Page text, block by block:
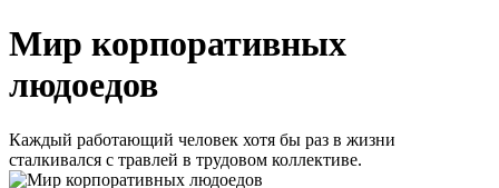
Мир корпоративных
людоедов
Каждый работающий человек хотя бы раз в жизни
сталкивался с травлей в трудовом коллективе.